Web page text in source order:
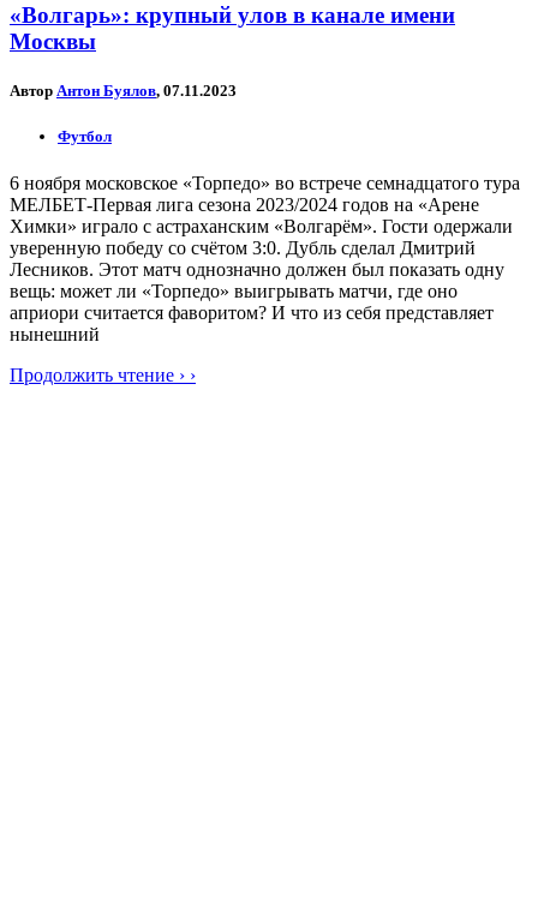
«Волгарь»: крупный улов в канале имени
Москвы
Автор Антон Буялов, 07.11.2023
Футбол
6 ноября московское «Торпедо» во встрече семнадцатого тура
МЕЛБЕТ-Первая лига сезона 2023/2024 годов на «Арене
Химки» играло с астраханским «Волгарём». Гости одержали
уверенную победу со счётом 3:0. Дубль сделал Дмитрий
Лесников. Этот матч однозначно должен был показать одну
вещь: может ли «Торпедо» выигрывать матчи, где оно
априори считается фаворитом? И что из себя представляет
нынешний
Продолжить чтение › ›